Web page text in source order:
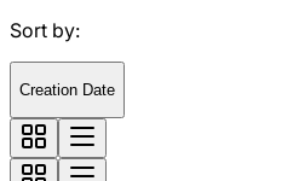
Sort by:
Creation Date